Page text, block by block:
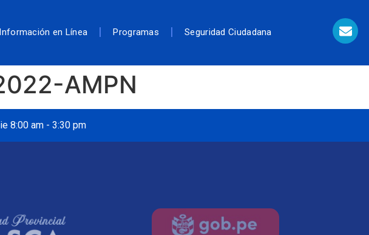
Información en Línea Programas Seguridad Ciudadana
AMPN
8:00 am - 3:30 pm